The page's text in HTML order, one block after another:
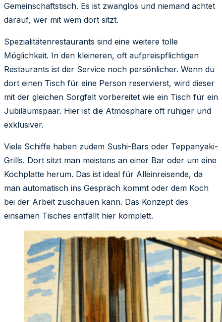
Gemeinschaftstisch. Es ist zwanglos und niemand achtet
darauf, wer mit wem dort sitzt.
Spezialitätenrestaurants sind eine weitere tolle
Möglichkeit. In den kleineren, oft aufpreispflichtigen
Restaurants ist der Service noch persönlicher. Wenn du
dort einen Tisch für eine Person reservierst, wird dieser
mit der gleichen Sorgfalt vorbereitet wie ein Tisch für ein
Jubiläumspaar. Hier ist die Atmosphäre oft ruhiger und
exklusiver.
Viele Schiffe haben zudem Sushi-Bars oder Teppanyaki-
Grills. Dort sitzt man meistens an einer Bar oder um eine
Kochplatte herum. Das ist ideal für Alleinreisende, da
man automatisch ins Gespräch kommt oder dem Koch
bei der Arbeit zuschauen kann. Das Konzept des
einsamen Tisches entfällt hier komplett.